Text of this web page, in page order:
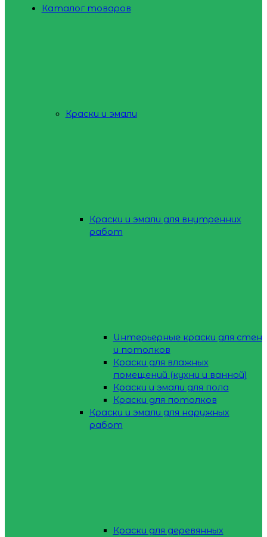
Каталог товаров
Краски и эмали
Краски и эмали для внутренних
работ
Интерьерные краски для стен
и потолков
Краски для влажных
помещений (кухни и ванной)
Краски и эмали для пола
Краски для потолков
Краски и эмали для наружных
работ
Краски для деревянных